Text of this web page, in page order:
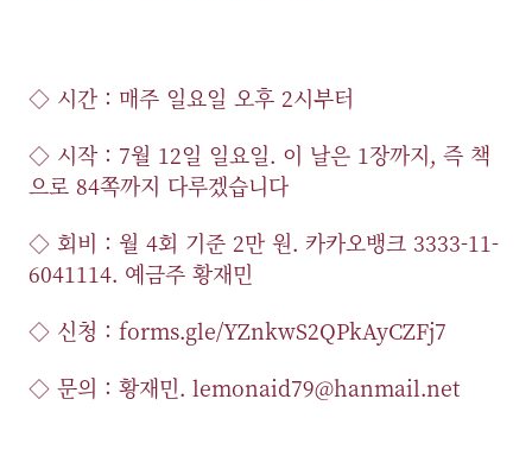
◇ 시간 : 매주 일요일 오후 2시부터
◇ 시작 : 7월 12일 일요일. 이 날은 1장까지, 즉 책
으로 84쪽까지 다루겠습니다
◇ 회비 : 월 4회 기준 2만 원. 카카오뱅크 3333-11-
6041114. 예금주 황재민
◇ 신청 : forms.gle/YZnkwS2QPkAyCZFj7
◇ 문의 : 황재민. lemonaid79@hanmail.net